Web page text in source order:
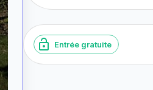
Entrée gratuite